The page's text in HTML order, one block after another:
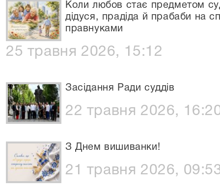
Коли любов стає предметом
дідуся, прадіда й прабаби на
правнуками
25 травня 2026, 15:12
Засідання Ради суддів
22 травня 2026,
З Днем вишиванки!
21 травня 2026,